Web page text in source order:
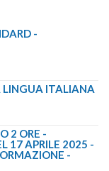
-
LINGUA ITALIANA
2 ORE -
17 APRILE 2025 -
-